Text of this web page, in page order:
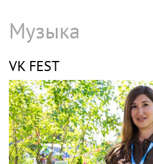
Музыка
VK FEST